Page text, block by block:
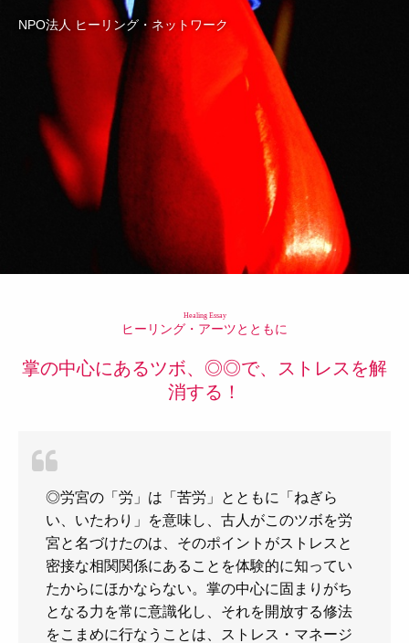
NPO法人 ヒーリング・ネットワーク
Healing Essay
ヒーリング・アーツとともに
掌の中心にあるツボ、◎◎で、ストレスを解
消する！
◎労宮の「労」は「苦労」とともに「ねぎら
い、いたわり」を意味し、古人がこのツボを労
宮と名づけたのは、そのポイントがストレスと
密接な相関関係にあることを体験的に知ってい
たからにほかならない。掌の中心に固まりがち
となる力を常に意識化し、それを開放する修法
をこまめに行なうことは、ストレス・マネージ